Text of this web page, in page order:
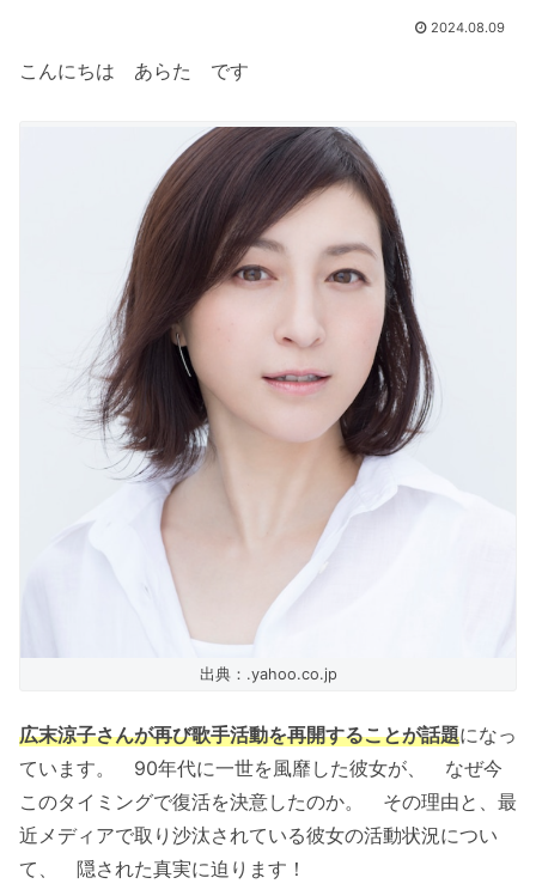
2024.08.09
こんにちは あらた です
出典：.yahoo.co.jp
広末涼子さんが再び歌手活動を再開することが話題になっ
ています。 90年代に一世を風靡した彼女が、 なぜ今
このタイミングで復活を決意したのか。 その理由と、最
近メディアで取り沙汰されている彼女の活動状況につい
て、 隠された真実に迫ります！